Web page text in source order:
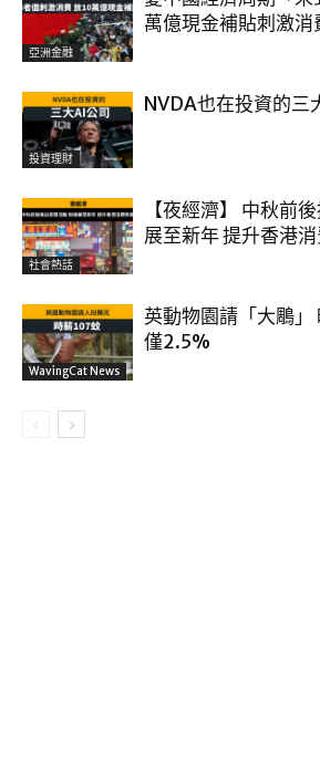
亞洲金融
萬億現金補貼刺激消
投資理財
NVDA也在投資的三
社會熱話
【夜經濟】 中秋前
展至新年 提升香港
WavingCat News
英動物園請「大鵰
僅2.5%